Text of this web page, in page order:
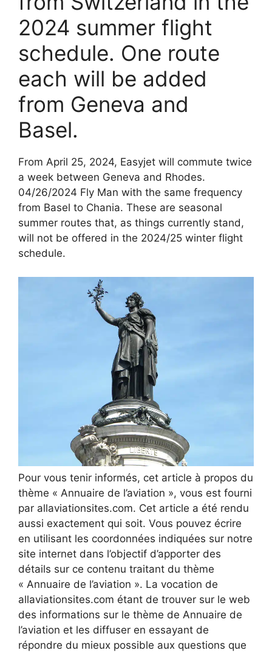
2024 summer flight
schedule. One route
each will be added
from Geneva and
Basel.
From April 25, 2024, Easyjet will commute twice
a week between Geneva and Rhodes.
04/26/2024 Fly Man with the same frequency
from Basel to Chania. These are seasonal
summer routes that, as things currently stand,
will not be offered in the 2024/25 winter flight
schedule.
Pour vous tenir informés, cet article à propos du
thème « Annuaire de l’aviation », vous est fourni
par allaviationsites.com. Cet article a été rendu
aussi exactement qui soit. Vous pouvez écrire
en utilisant les coordonnées indiquées sur notre
site internet dans l’objectif d’apporter des
détails sur ce contenu traitant du thème
« Annuaire de l’aviation ». La vocation de
allaviationsites.com étant de trouver sur le web
des informations sur le thème de Annuaire de
l’aviation et les diffuser en essayant de
répondre du mieux possible aux questions que